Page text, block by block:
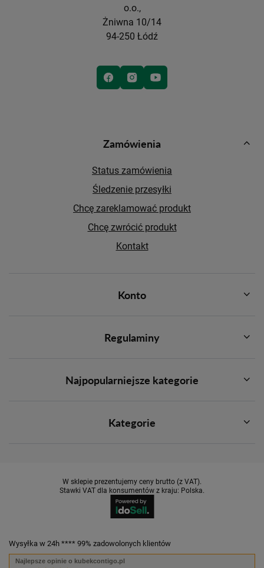
Zamówienia
Status zamówienia
Śledzenie przesyłki
Chcę zareklamować produkt
Chcę zwrócić produkt
Kontakt
Konto
Regulaminy
o.o.,
Żniwna 10/14
94-250 Łódź
Najpopularniejsze kategorie
Kategorie
W sklepie prezentujemy ceny brutto (z VAT).
Stawki VAT dla konsumentów z kraju: Polska.
Wysyłka w 24h **** 99% zadowolonych klientów
Najlepsze opinie o kubekcontigo.pl